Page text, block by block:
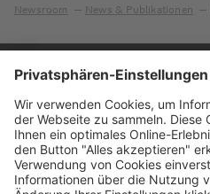
Newsroom News & Publikationen
Laufenden
Hauptversammlung
Finanzkalender
IR-Newsletter